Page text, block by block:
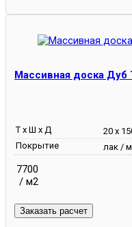
Массивная доска
Т х Ш х Д
20 х
Покрытие
лак /
7700
/ м2